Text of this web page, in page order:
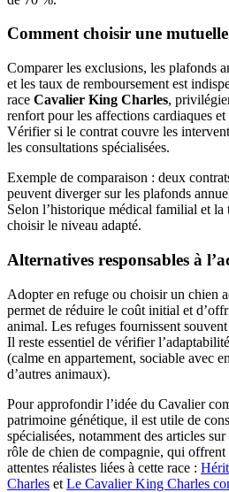
Comment choisir une
Comparer les exclusions, les plafonds
et les taux de remboursement est
race Cavalier King Charles,
renfort pour les affections cardiaques
Vérifier si le contrat couvre les
les consultations spécialisées.
Exemple de comparaison : deux
peuvent diverger sur les plafonds
Selon l’historique médical familial et
choisir le niveau adapté.
Alternatives responsables à
Adopter en refuge ou choisir un chien
permet de réduire le coût initial et
animal. Les refuges fournissent
Il reste essentiel de vérifier
(calme en appartement, sociable avec
d’autres animaux).
Pour approfondir l’idée du Cavalier
patrimoine génétique, il est utile de
spécialisées, notamment des articles
rôle de chien de compagnie, qui offrent
attentes réalistes liées à cette race :
Charles et Le Cavalier King Charles